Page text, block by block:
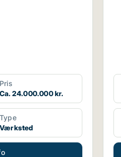
Pris
Ca. 24.000.000 kr.
Type
Værksted